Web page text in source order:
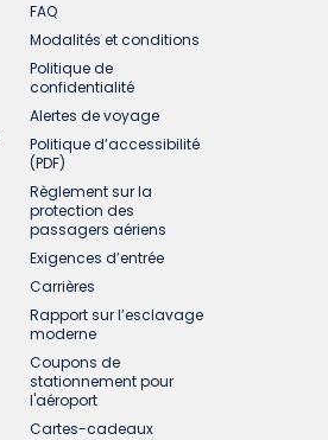
FAQ
Modalités et conditions
Politique de
confidentialité
Alertes de voyage
Politique d’accessibilité
(PDF)
Règlement sur la
protection des
passagers aériens
Exigences d’entrée
Carrières
Rapport sur l’esclavage
moderne
Coupons de
stationnement pour
l'aéroport
Cartes-cadeaux